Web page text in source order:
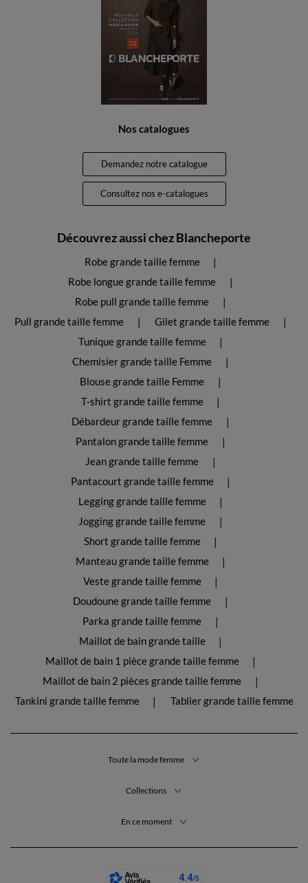
Nos catalogues
Demandez notre catalogue
Consultez nos e-catalogues
Découvrez aussi chez Blancheporte
Robe grande taille femme
Robe longue grande taille femme
Robe pull grande taille femme
Pull grande taille femme
Gilet grande taille femme
Tunique grande taille femme
Chemisier grande taille Femme
Blouse grande taille Femme
T-shirt grande taille femme
Débardeur grande taille femme
Pantalon grande taille femme
Jean grande taille femme
Pantacourt grande taille femme
Legging grande taille femme
Jogging grande taille femme
Short grande taille femme
Manteau grande taille femme
Veste grande taille femme
Doudoune grande taille femme
Parka grande taille femme
Maillot de bain grande taille
Maillot de bain 1 pièce grande taille femme
Maillot de bain 2 pièces grande taille femme
Tankini grande taille femme
Tablier grande taille femme
Toute la mode femme
Collections
En ce moment